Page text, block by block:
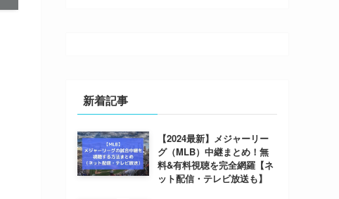
新着記事
【2024最新】メジャーリー
グ（MLB）中継まとめ！無
料&有料視聴を完全網羅【ネ
ット配信・テレビ放送も】